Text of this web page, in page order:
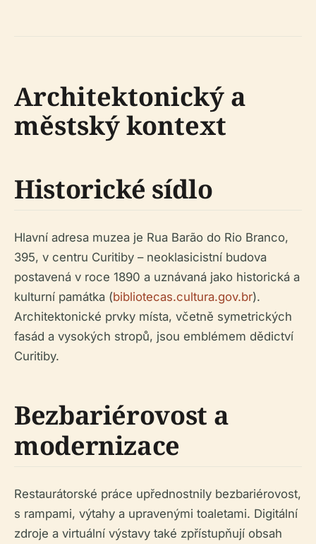
Architektonický a
městský kontext
Historické sídlo
Hlavní adresa muzea je Rua Barão do Rio Branco,
395, v centru Curitiby – neoklasicistní budova
postavená v roce 1890 a uznávaná jako historická a
kulturní památka (bibliotecas.cultura.gov.br).
Architektonické prvky místa, včetně symetrických
fasád a vysokých stropů, jsou emblémem dědictví
Curitiby.
Bezbariérovost a
modernizace
Restaurátorské práce upřednostnily bezbariérovost,
s rampami, výtahy a upravenými toaletami. Digitální
zdroje a virtuální výstavy také zpřístupňují obsah